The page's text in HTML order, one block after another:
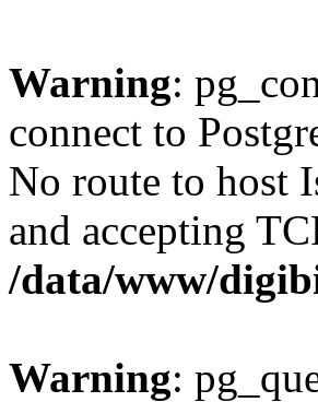
Warning:
connect to
No route to host
and accepting
/data/www/
Warning: